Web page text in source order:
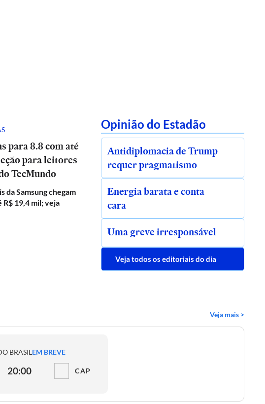
para 8.8 com até
para leitores
TecMundo
da Samsung chegam
R$ 19,4 mil; veja
Opinião do Estadão
Antidiplomacia de Trump
requer pragmatismo
Energia barata e conta
cara
Uma greve irresponsável
Veja todos os editoriais do dia
Veja mais >
BRASILEM BREVE
20:00 CAP